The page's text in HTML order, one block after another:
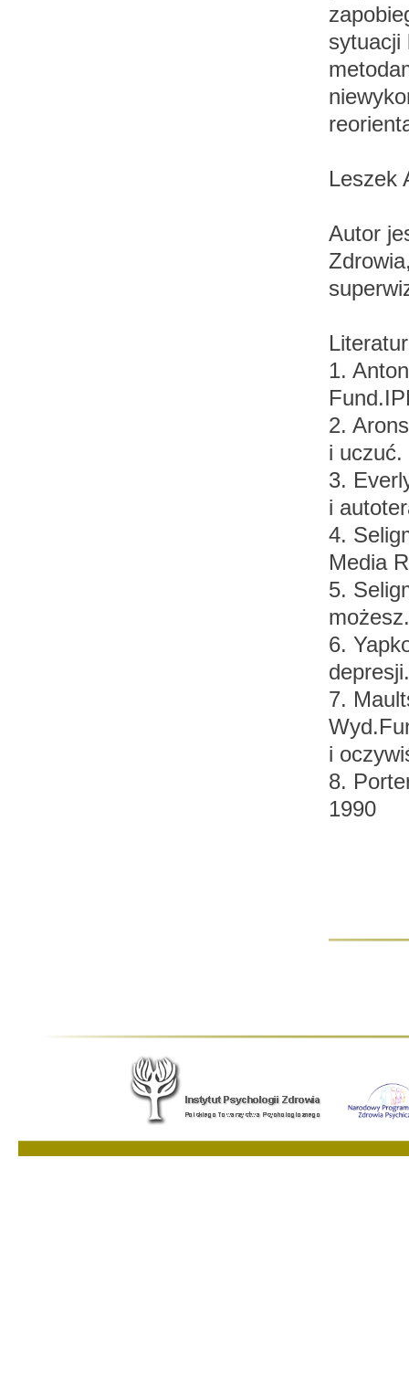
sytuacji
Leszek
Autor
1.
2.
i
3.
i
4.
Media
5.
6.
7.
i
8.
1990